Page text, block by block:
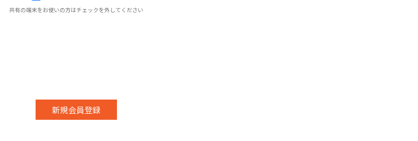
共有の端末をお使いの方はチェックを外してください